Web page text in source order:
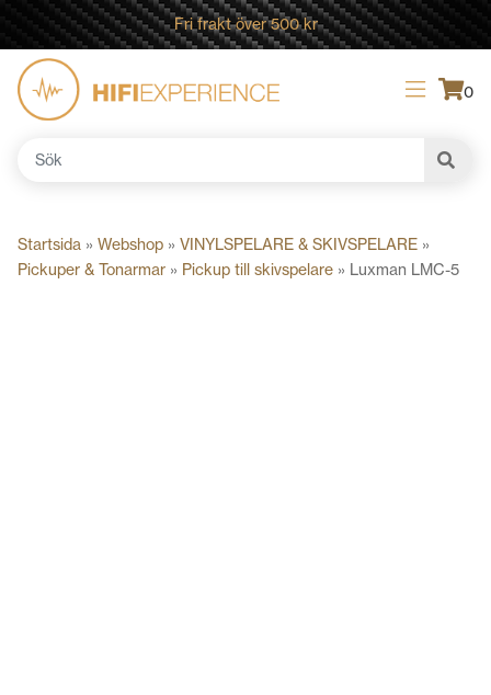
Fri frakt över 500 kr
0
Sök
Startsida » Webshop » VINYLSPELARE & SKIVSPELARE »
Pickuper & Tonarmar » Pickup till skivspelare » Luxman LMC-5